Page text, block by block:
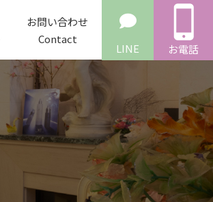
お問い合わせ
Contact
LINE お電話